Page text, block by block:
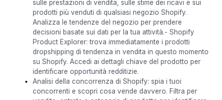
sulle prestazioni di vendita, sulle stime dei ricavi e sui
prodotti più venduti di qualsiasi negozio Shopify.
Analizza le tendenze del negozio per prendere
decisioni basate sui dati per la tua attività.- Shopify
Product Explorer: trova immediatamente i prodotti
dropshipping di tendenza in vendita in questo momento
su Shopify. Accedi ai dettagli chiave del prodotto per
identificare opportunità redditizie.
Analisi della concorrenza di Shopify: spia i tuoi
concorrenti e scopri cosa vende davvero. Filtra per